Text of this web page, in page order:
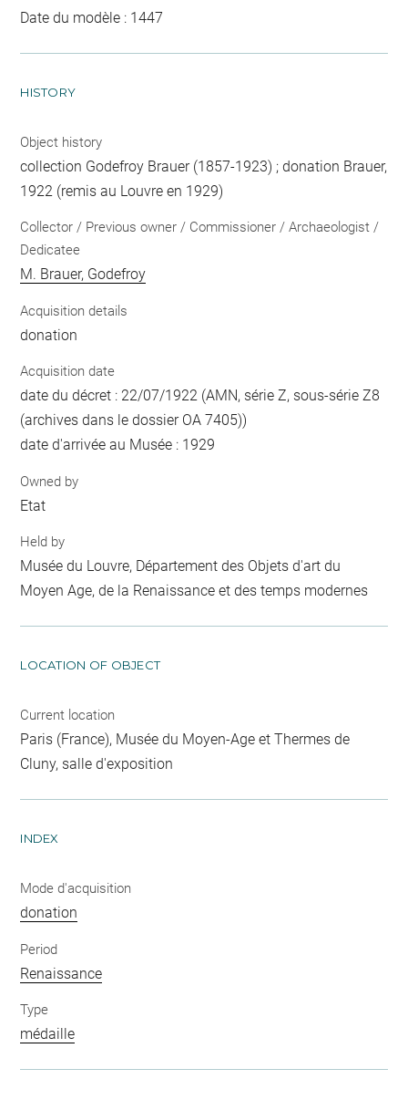
Date du modèle : 1447
HISTORY
Object history
collection Godefroy Brauer (1857-1923) ; donation Brauer,
1922 (remis au Louvre en 1929)
Collector / Previous owner / Commissioner / Archaeologist /
Dedicatee
M. Brauer, Godefroy
Acquisition details
donation
Acquisition date
date du décret : 22/07/1922 (AMN, série Z, sous-série Z8
(archives dans le dossier OA 7405))
date d'arrivée au Musée : 1929
Owned by
Etat
Held by
Musée du Louvre, Département des Objets d'art du
Moyen Age, de la Renaissance et des temps modernes
LOCATION OF OBJECT
Current location
Paris (France), Musée du Moyen-Age et Thermes de
Cluny, salle d'exposition
INDEX
Mode d'acquisition
donation
Period
Renaissance
Type
médaille